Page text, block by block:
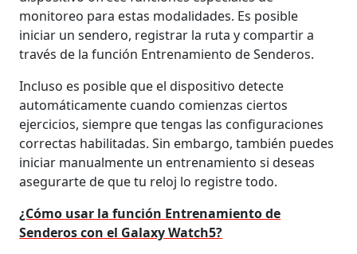
monitoreo para estas modalidades. Es posible
iniciar un sendero, registrar la ruta y compartir a
través de la función Entrenamiento de Senderos.
Incluso es posible que el dispositivo detecte
automáticamente cuando comienzas ciertos
ejercicios, siempre que tengas las configuraciones
correctas habilitadas. Sin embargo, también puedes
iniciar manualmente un entrenamiento si deseas
asegurarte de que tu reloj lo registre todo.
¿Cómo usar la función Entrenamiento de
Senderos con el Galaxy Watch5?